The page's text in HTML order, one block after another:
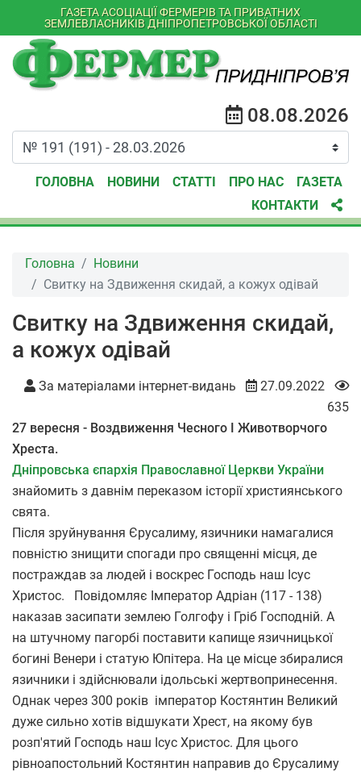
ГАЗЕТА АСОЦІАЦІЇ ФЕРМЕРІВ ТА ПРИВАТНИХ
ЗЕМЛЕВЛАСНИКІВ ДНІПРОПЕТРОВСЬКОЇ ОБЛАСТІ
08.08.2026
ГОЛОВНА НОВИНИ СТАТТІ ПРО НАС
ГАЗЕТА
КОНТАКТИ
Головна
Новини
Свитку на Здвиження скидай, а кожух одівай
Свитку на Здвиження скидай,
а кожух одівай
За матеріалами інтернет-видань
27.09.2022
635
27 вересня - Воздвиження Чесного І Животворчого
Хреста.
Дніпровська єпархія Православної Церкви України
знайомить з давнім переказом історії християнського
свята.
Після зруйнування Єрусалиму, язичники намагалися
повністю знищити спогади про священні місця, де
постраждав за людей і воскрес Господь наш Ісус
Христос. Повідомляє Імператор Адріан (117 - 138)
наказав засипати землею Голгофу і Гріб Господній. А
на штучному пагорбі поставити капище язичницької
богині Венери і статую Юпітера. На це місце збиралися
язичники і здійснювали ідольські жертвопринесення.
Однак через 300 років імператор Костянтин Великий
дуже сильно хотів відшукати Хрест, на якому був
розп'ятий Господь наш Ісус Христос. Для цього
рівноапостольний Костянтин направив до Єрусалиму